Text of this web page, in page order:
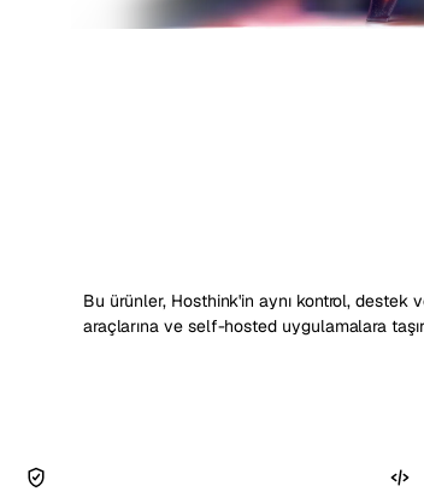
Bu ürünler, Hosthink'in aynı kontrol, destek
araçlarına ve self-hosted uygulamalara